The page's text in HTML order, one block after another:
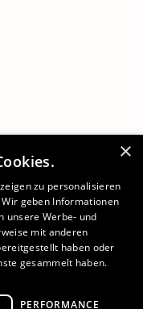
×
zu personalisieren
geben Informationen
unsere Werbe- und
mit anderen
haben oder
gesammelt haben.
PERFORMANCE